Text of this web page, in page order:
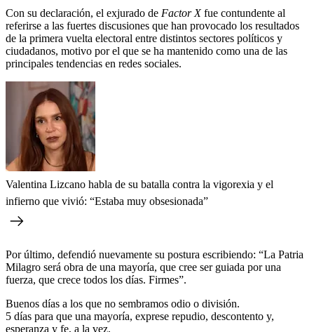
Con su declaración, el exjurado de Factor Xfue contundente al
referirse a las fuertes discusiones que han provocado los resultados
de la primera vuelta electoral entre distintos sectores políticos y
ciudadanos, motivo por el que se ha mantenido como una de las
principales tendencias en redes sociales.
Valentina Lizcano habla de su batalla contra la vigorexia y el
infierno que vivió: “Estaba muy obsesionada”
Por último, defendió nuevamente su postura escribiendo: “La Patria
Milagro será obra de una mayoría, que cree ser guiada por una
fuerza, que crece todos los días. Firmes”.
Buenos días a los que no sembramos odio o división.
5 días para que una mayoría, exprese repudio, descontento y,
esperanza y fe, a la vez.